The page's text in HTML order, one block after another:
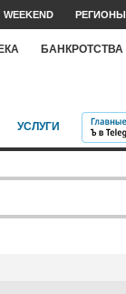
WEEKEND РЕГИОНЫ
БАНКРОТСТВА
УСЛУГИ